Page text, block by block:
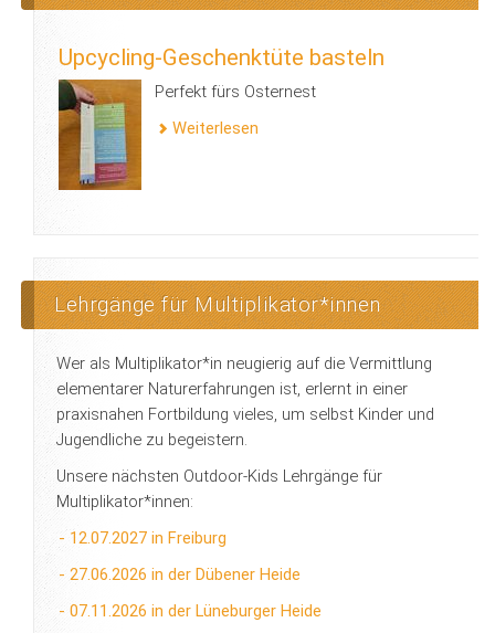
Upcycling-Geschenktüte basteln
Perfekt fürs Osternest
Weiterlesen
Lehrgänge für Multiplikator*innen
Wer als Multiplikator*in neugierig auf die Vermittlung
elementarer Naturerfahrungen ist, erlernt in einer
praxisnahen Fortbildung vieles, um selbst Kinder und
Jugendliche zu begeistern.
Unsere nächsten Outdoor-Kids Lehrgänge für
Multiplikator*innen:
- 12.07.2027 in Freiburg
- 27.06.2026 in der Dübener Heide
- 07.11.2026 in der Lüneburger Heide